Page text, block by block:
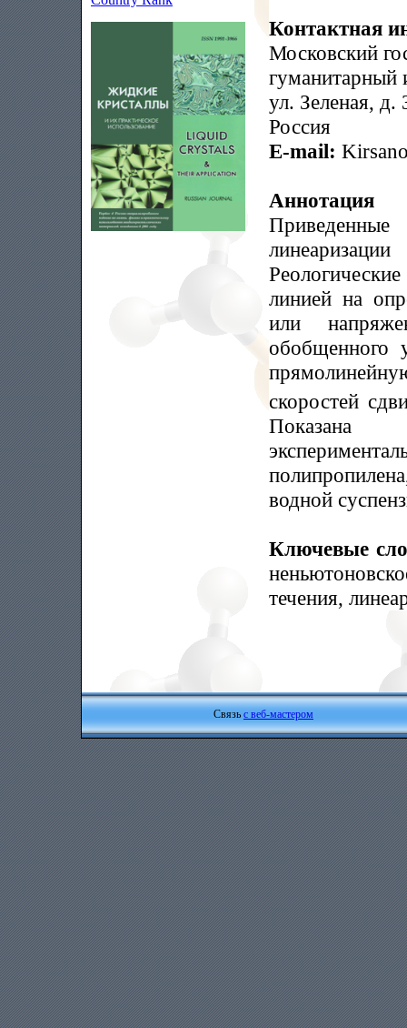
Контактная
Московский
гуманитарный
ул. Зеленая,
Россия
E-mail:
Аннотация
линией на
или
обобщенного
скоростей
Показана
водной
Ключевые
течения,
Связь с веб-мастером